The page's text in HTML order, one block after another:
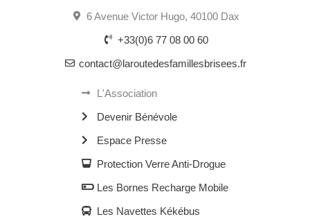
6 Avenue Victor Hugo, 40100 Dax
+33(0)6 77 08 00 60
contact@laroutedesfamillesbrisees.fr
L'Association
Devenir Bénévole
Espace Presse
Protection Verre Anti-Drogue
Les Bornes Recharge Mobile
Les Navettes Kékébus